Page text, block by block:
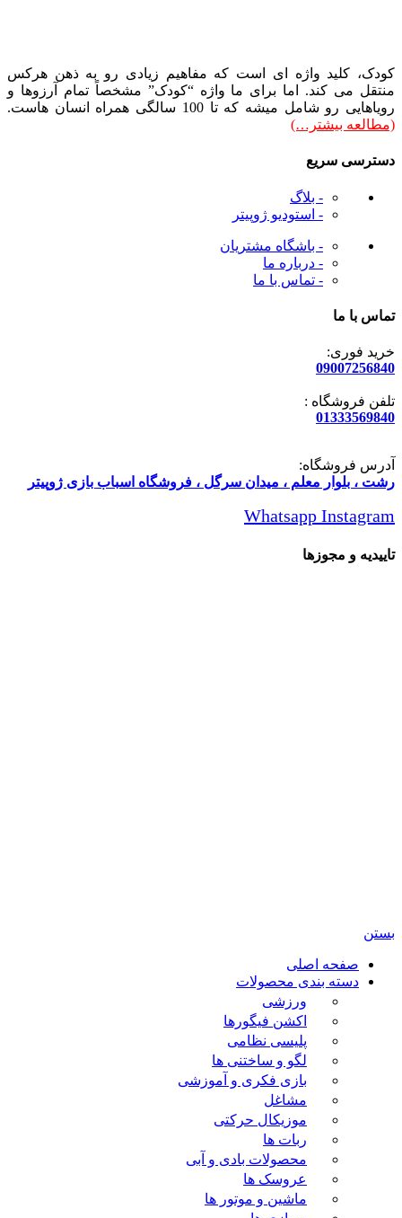
کودک، کلید واژه ای است که مفاهیم زیادی رو به ذهن هرکس
منتقل می کند. اما برای ما واژه “کودک” مشخصاً تمام آرزوها و
رویاهایی رو شامل میشه که تا 100 سالگی همراه انسان هاست.
(مطالعه بیشتر…)
دسترسی سریع
- بلاگ
- استودیو ژوپیتر
- باشگاه مشتریان
- درباره ما
- تماس با ما
تماس با ما
خرید فوری:
09007256840
تلفن فروشگاه :
01333569840
آدرس فروشگاه:
رشت ، بلوار معلم ، میدان سرگل ، فروشگاه اسباب بازی ژوپیتر
Whatsapp Instagram
تاییدیه و مجوزها
بستن
صفحه اصلی
دسته بندی محصولات
ورزشی
اکشن فیگورها
پلیسی نظامی
لگو و ساختنی ها
بازی فکری و آموزشی
مشاغل
موزیکال حرکتی
ربات ها
محصولات بادی و آبی
عروسک ها
ماشین و موتور ها